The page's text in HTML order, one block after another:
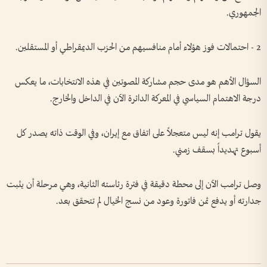
الجمهوري.
2 - احتمالات فوز هؤلاء أمام منافسيهم من الحزب الديمقراطي أو المستقلين.
السؤال الأهم هو مدى حجم مشاركة المصوتين في هذه الانتخابات، ما يعكس
درجة الاهتمام السياسي في المعركة الدائرة الآن في الداخل والخارج.
يقول ترامب إنه ليس متعجلاً على اتفاق مع إيران، وفي الوقت ذاته يصدر كل
أسبوع تهديداً بسقف زمني.
وصل ترامب الآن إلى محطة دقيقة في فترة رئاسته الثانية، وهي مرحلة أن يثبت
جدارته أو يدفع ثمن فاتورة وعود من نسج الخيال لم تتحقق بعد.